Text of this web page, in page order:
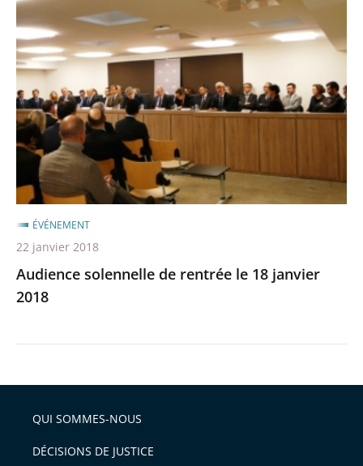
solennelle
de
rentrée
le
18
janvier
2018
Audience solennelle de rentrée le 18 janvier
2018
ÉVÉNEMENT
22 janvier 2018
QUI SOMMES-NOUS
DÉCISIONS DE JUSTICE